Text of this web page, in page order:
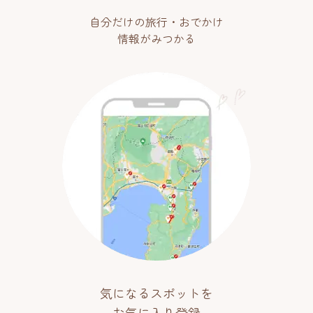
自分だけの旅行・おでかけ
情報がみつかる
気になるスポットを